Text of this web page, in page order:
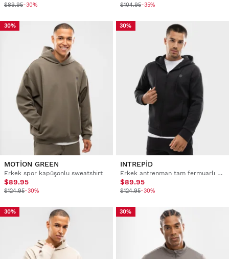
$89.95-30% $104.95-35%
30%
MOTION GREEN
Erkek spor kapüşonlu sweatshirt
$89.95
$124.95-30%
30%
INTREPID
Erkek antrenman tam fermuarlı kapüşonlu sweatshirt
$89.95
$124.95-30%
30% 30%